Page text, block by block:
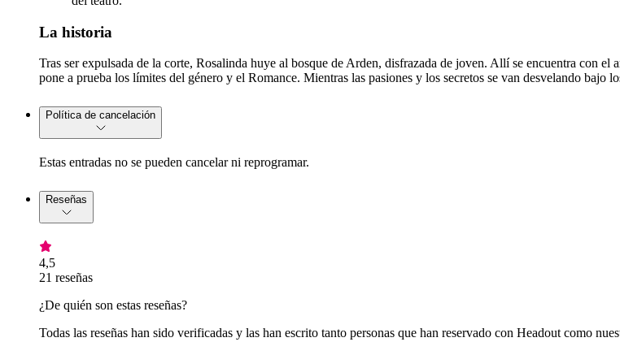
La historia
Tras ser expulsada de la corte, Rosalinda huye al bosque de Arden, disfrazada de joven. Allí se encuentra con
pone a prueba los límites del género y el Romance. Mientras las pasiones y los secretos se van desvelando bajo
Política de cancelación
Estas entradas no se pueden cancelar ni reprogramar.
Reseñas
4,5
21 reseñas
¿De quién son estas reseñas?
Todas las reseñas han sido verificadas y las han escrito tanto personas que han reservado con Headout como